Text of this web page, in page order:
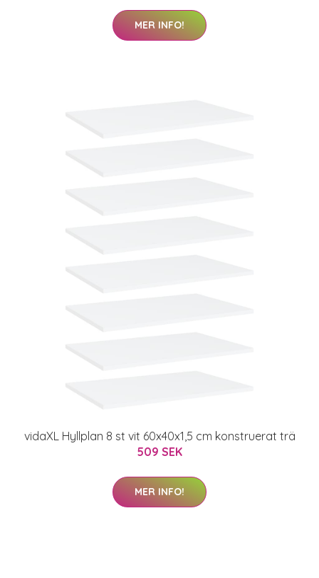
MER INFO!
vidaXL Hyllplan 8 st vit 60x40x1,5 cm konstruerat trä
509 SEK
MER INFO!